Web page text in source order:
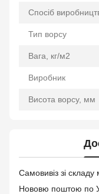
Спосіб
Тип ворсу
Вага, кг/м2
Виробник
Висота ворсу, мм
Самовивіз зі
Нововю поштою по